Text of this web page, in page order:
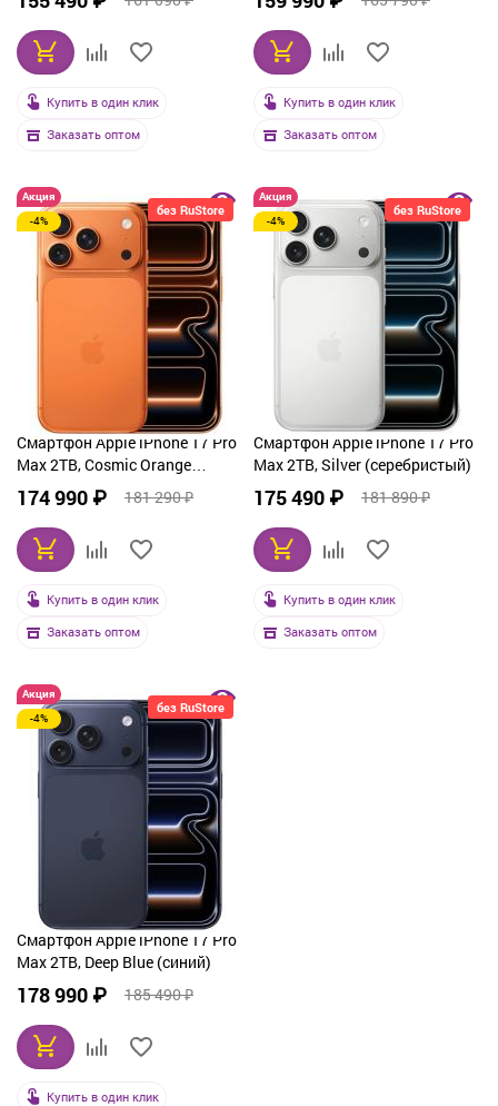
Купить в один клик
Заказать оптом
Купить в один клик
Заказать оптом
без RuStore
Акция
-4%
Смартфон Apple iPhone 17 Pro
Max 2TB, Cosmic Orange
(оранжевый)
174 990 ₽ 181 290 ₽
Купить в один клик
Заказать оптом
без RuStore
Акция
-4%
Смартфон Apple iPhone 17 Pro
Max 2TB, Silver (серебристый)
175 490 ₽ 181 890 ₽
Купить в один клик
Заказать оптом
без RuStore
Акция
-4%
Смартфон Apple iPhone 17 Pro
Max 2TB, Deep Blue (синий)
178 990 ₽ 185 490 ₽
Купить в один клик